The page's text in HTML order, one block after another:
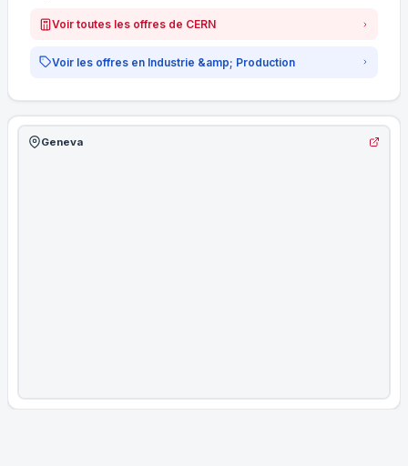
Voir toutes les offres de CERN
Voir les offres en Industrie &amp; Production
Geneva